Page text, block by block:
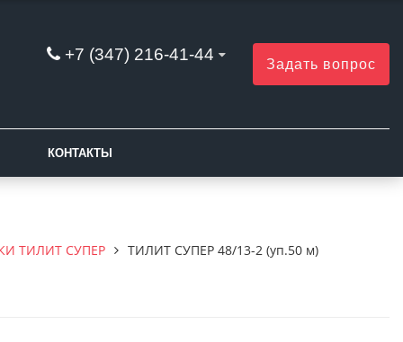
+7 (347) 216-41-44 Задать вопрос
КОНТАКТЫ
ТИЛИТ СУПЕР ТИЛИТ СУПЕР 48/13-2 (уп.50 м)